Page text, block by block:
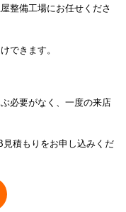
整備工場にお任せくださ
できます。
必要がなく、一度の来店
積もりをお申し込みくだ